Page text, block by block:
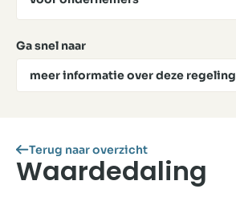
Ga snel naar
meer informatie over deze regeling
Terug naar overzicht
Waardedaling